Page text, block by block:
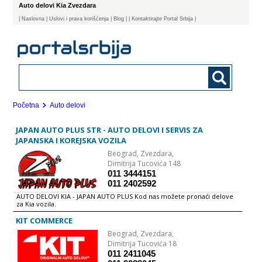
Auto delovi Kia Zvezdara
Naslovna | Uslovi i prava korišćenja Blog | Kontaktirajte Portal Srbija |
Početna Auto delovi
JAPAN AUTO PLUS STR - AUTO DELOVI I SERVIS ZA
JAPANSKA I KOREJSKA VOZILA
Beograd, Zvezdara,
Dimitrija Tucovića 148
011 3444151
011 2402592
AUTO DELOVI KIA - JAPAN AUTO PLUS Kod nas možete pronaći delove
za Kia vozila.
KIT COMMERCE
Beograd, Zvezdara,
Dimitrija Tucovića 18
011 2411045